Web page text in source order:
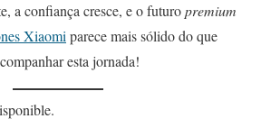
a confiança cresce, e o futuropremium
Xiaomi parece mais sólido do que
esta jornada!